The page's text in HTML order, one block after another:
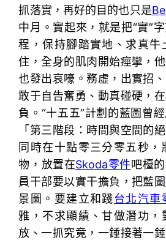
抓落實，再好的目的也只是
中月。實起來，就是把“實”
程，保持腳踏實地、求真牛
住，全身的肌肉開始痙攣，
也發出哀嚎。務虛，出實招
敢于自告奮勇、動真碰硬，
負。“十五五”計劃的藍圖曾
「第三階段：時間與空間的
同時在十點零三分零五秒，
物，放置在Skoda零件吧檯
員干部要以實干擔負，把藍圖
景圖。要建立和踐台北汽車
雅，不求顯績、甘做潛功，
放、一抓究竟，一錘接著一